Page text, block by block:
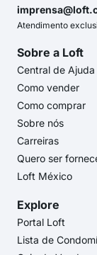
Atendimento
Sobre a Loft
Central de Ajuda
Como vender
Como comprar
Sobre nós
Carreiras
Quero ser
Loft México
Explore
Portal Loft
Lista de